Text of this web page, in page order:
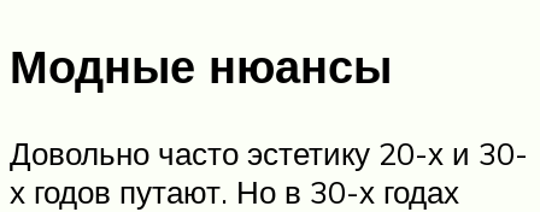
Модные нюансы
Довольно часто эстетику 20-х и 30-
х годов путают. Но в 30-х годах